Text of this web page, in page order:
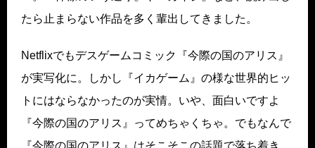
たら止まらない作品を多く輩出してきました。
Netflixでもデスゲームコミック『今際の国のアリス』
が実写化に。しかし『イカゲーム』の様な世界的ヒッ
トにはならなかったのが実情。いや、面白いですよ
『今際の国のアリス』ってめちゃくちゃ。でもなんで
『今際の国のアリス』はそこそこの話題で落ち着き、